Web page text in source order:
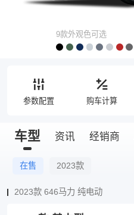
9款外观色可选
参数配置 购车计算
车型 资讯 经销商
在售 2023款
2023款 646马力 纯电动